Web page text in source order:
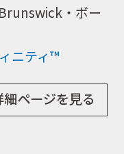
・ボー
ニティ™
細ページを見る